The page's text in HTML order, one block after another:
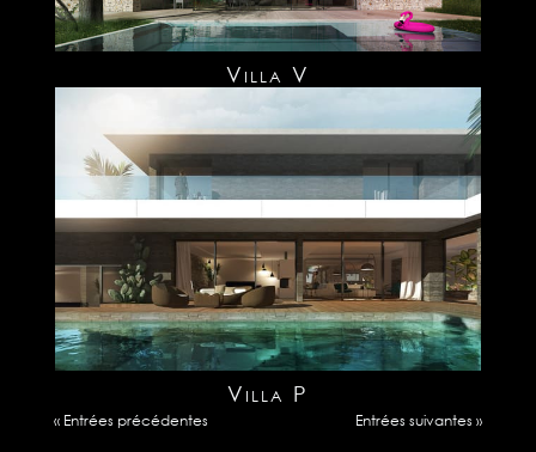
Villa V
Villa P
« Entrées précédentes Entrées suivantes »